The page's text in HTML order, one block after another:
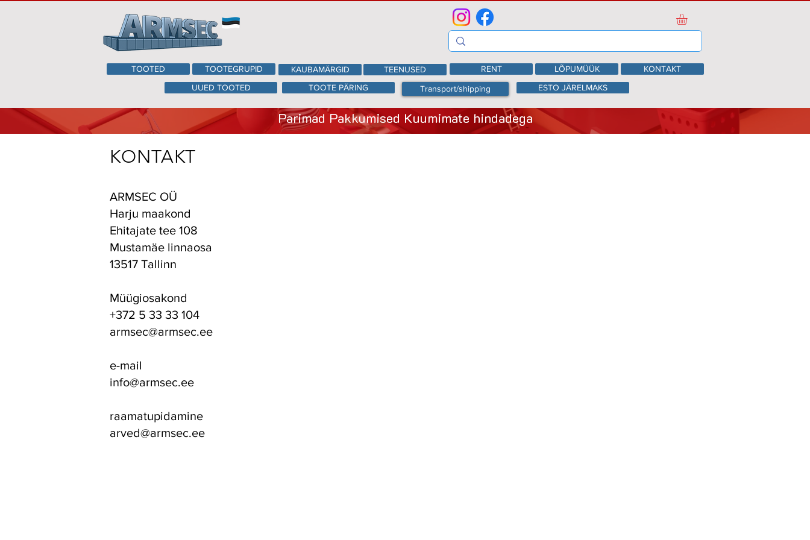
TOOTED
TOOTEGRUPID
UUED TOOTED
KAUBAMÄRGID TEENUSED RENT LÕPUMÜÜK
KONTAKT
TOOTE PÄRING
Transport/shipping ESTO JÄRELMAKS
Parimad Pakkumised Kuumimate hindadega
KONTAKT
ARMSEC OÜ
Harju maakond
Ehitajate tee 108
Mustamäe linnaosa
13517 Tallinn
Müügiosakond
+372 5 33 33 104
armsec@armsec.ee
e-mail
info@armsec.ee
raamatupidamine
arved@armsec.ee